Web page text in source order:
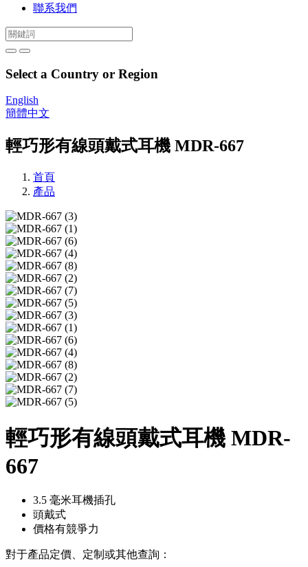
聯系我們
Select a Country or Region
English
簡體中文
輕巧形有線頭戴式耳機 MDR-667
首頁
產品
輕巧形有線頭戴式耳機 MDR-
667
3.5 毫米耳機插孔
頭戴式
價格有競爭力
對于產品定價、定制或其他查詢：